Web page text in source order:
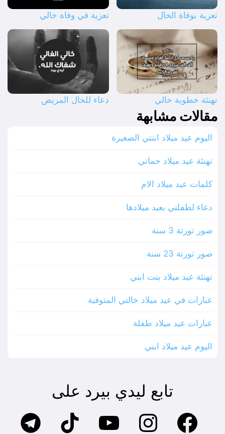
تعزية بوفاة الخال تعزية في وفاة خالي
تهنئة خطوبة خالي دعاء للخال المريض
مقالات مشابهة
اليوم عيد ميلاد ابنتي الصغيرة
تهنئة عيد ميلاد حماتي
كلمات عيد ميلاد الام
دعاء لطفلتي بعيد ميلادها
صور تورتة 3 سنة
صور تورتة 23 سنة
تهنئة عيد ميلاد بنت ابني
عبارات في عيد ميلاد خالتي المتوفية
عبارات عيد ميلاد طفلة
اليوم عيد ميلاد ابني
تابع ليدي بيرد على